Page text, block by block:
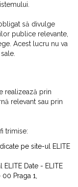
să divulge
publice relevante,
Acest lucru nu va
realizează prin
relevant sau prin
trimise:
pe site-ul ELITE
Date - ELITE
Praga 1,